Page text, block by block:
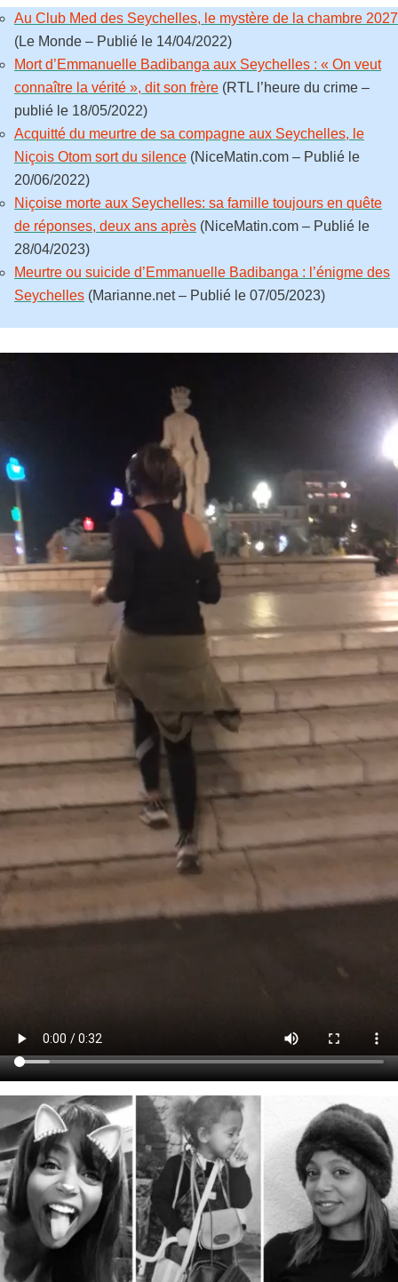
Au Club Med des Seychelles, le mystère de la chambre 2027
(Le Monde – Publié le 14/04/2022)
Mort d’Emmanuelle Badibanga aux Seychelles : « On veut
connaître la vérité », dit son frère (RTL l’heure du crime –
publié le 18/05/2022)
Acquitté du meurtre de sa compagne aux Seychelles, le
Niçois Otom sort du silence (NiceMatin.com – Publié le
20/06/2022)
Niçoise morte aux Seychelles: sa famille toujours en quête
de réponses, deux ans après (NiceMatin.com – Publié le
28/04/2023)
Meurtre ou suicide d’Emmanuelle Badibanga : l’énigme des
Seychelles (Marianne.net – Publié le 07/05/2023)